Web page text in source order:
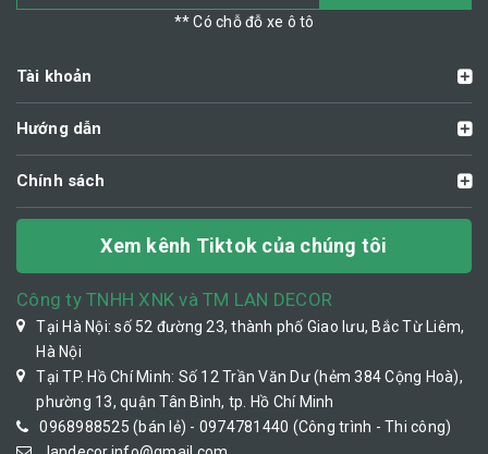
** Có chỗ đỗ xe ô tô
Tài khoản
Hướng dẫn
Chính sách
Xem kênh Tiktok của chúng tôi
Công ty TNHH XNK và TM LAN DECOR
Tại Hà Nội: số 52 đường 23, thành phố Giao lưu, Bắc Từ Liêm,
Hà Nội
Tại TP. Hồ Chí Minh: Số 12 Trần Văn Dư (hẻm 384 Cộng Hoà),
phường 13, quận Tân Bình, tp. Hồ Chí Minh
0968988525 (bán lẻ) - 0974781440 (Công trình - Thi công)